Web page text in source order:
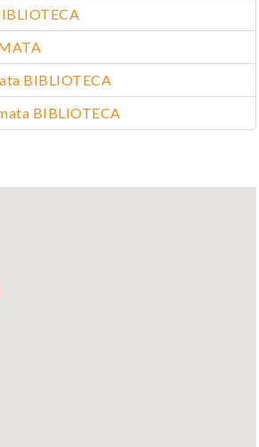
BIBLIOTECA
BIBLIOTECA